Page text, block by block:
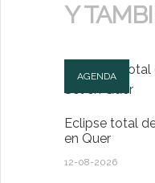
Y
AGENDA
Eclipse total
en Quer
12-08-2026